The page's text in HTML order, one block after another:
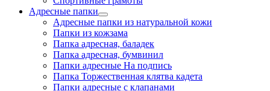
Адресные папки
Адресные папки из натуральной кожи
Папки из кожзама
Папка адресная, баладек
Папка адресная, бумвинил
Папки адресные На подпись
Папка Торжественная клятва кадета
Папки адресные с клапанами